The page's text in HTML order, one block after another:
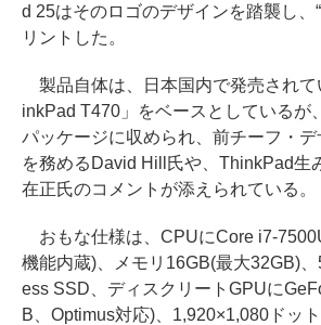
d 25はそのロゴのデザインを踏襲し、
リントした。
製品自体は、日本国内で発売されて
inkPad T470」をベースとしているが
パッケージに収められ、前チーフ・
を務めるDavid Hill氏や、ThinkPad生
在正氏のコメントが添えられている。
おもな仕様は、CPUにCore i7-
機能内蔵)、メモリ16GB(最大32GB)
ess SSD、ディスクリートGPUに
B、Optimus対応)、1,920×1,080ドッ